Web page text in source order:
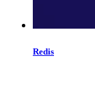
Redis